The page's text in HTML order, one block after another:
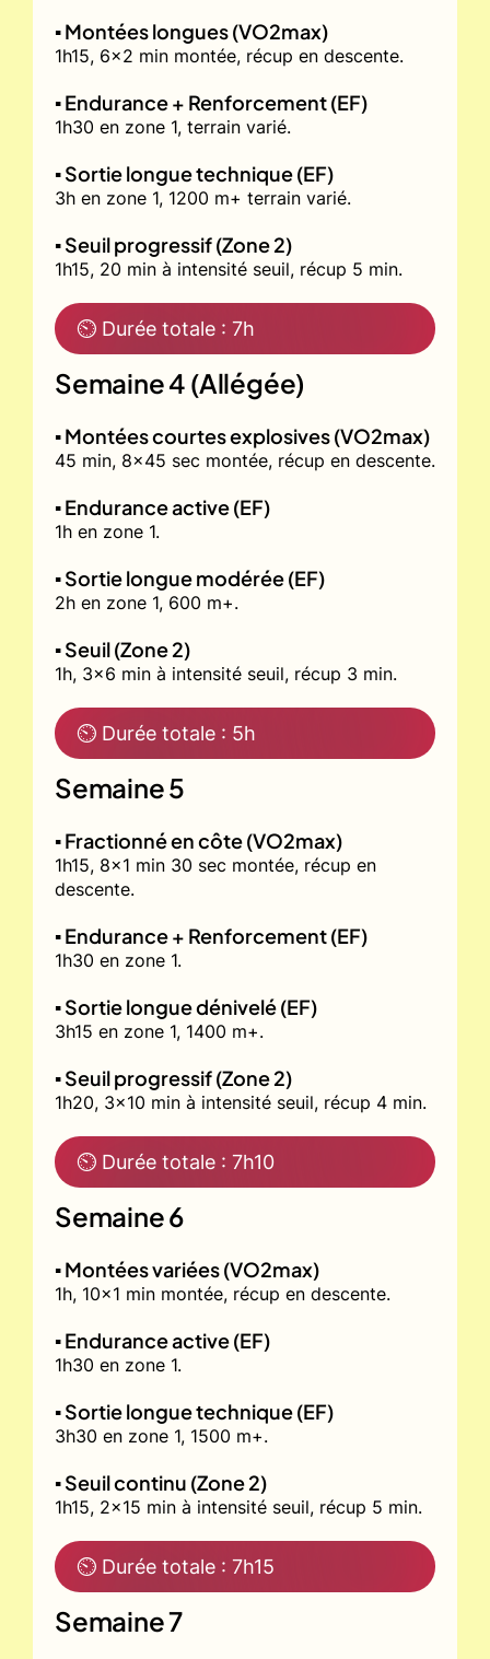
▪️ Montées longues (VO2max)
1h15, 6x2 min montée, récup en descente.
▪️ Endurance + Renforcement (EF)
1h30 en zone 1, terrain varié.
▪️ Sortie longue technique (EF)
3h en zone 1, 1200 m+ terrain varié.
▪️ Seuil progressif (Zone 2)
1h15, 20 min à intensité seuil, récup 5 min.
⏲ Durée totale : 7h
Semaine 4 (Allégée)
▪️ Montées courtes explosives (VO2max)
45 min, 8x45 sec montée, récup en descente.
▪️ Endurance active (EF)
1h en zone 1.
▪️ Sortie longue modérée (EF)
2h en zone 1, 600 m+.
▪️ Seuil (Zone 2)
1h, 3x6 min à intensité seuil, récup 3 min.
⏲ Durée totale : 5h
Semaine 5
▪️ Fractionné en côte (VO2max)
1h15, 8x1 min 30 sec montée, récup en
descente.
▪️ Endurance + Renforcement (EF)
1h30 en zone 1.
▪️ Sortie longue dénivelé (EF)
3h15 en zone 1, 1400 m+.
▪️ Seuil progressif (Zone 2)
1h20, 3x10 min à intensité seuil, récup 4 min.
⏲ Durée totale : 7h10
Semaine 6
▪️ Montées variées (VO2max)
1h, 10x1 min montée, récup en descente.
▪️ Endurance active (EF)
1h30 en zone 1.
▪️ Sortie longue technique (EF)
3h30 en zone 1, 1500 m+.
▪️ Seuil continu (Zone 2)
1h15, 2x15 min à intensité seuil, récup 5 min.
⏲ Durée totale : 7h15
Semaine 7